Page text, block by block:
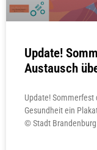
Update!
Austausch
Update! Sommerfest
Gesundheit ein
© Stadt